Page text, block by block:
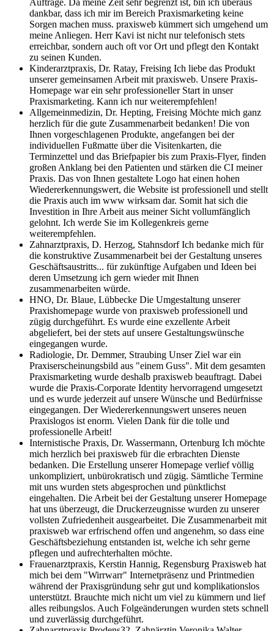
Aufträge. Da meine Zeit sehr begrenzt ist, bin ich überaus
dankbar, dass ich mir im Bereich Praxismarketing keine
Sorgen machen muss. praxisweb kümmert sich umgehend um
meine Anliegen. Herr Kavi ist nicht nur telefonisch stets
erreichbar, sondern auch oft vor Ort und pflegt den Kontakt
zu seinen Kunden.
Kinderarztpraxis, Dr. Ratay, Freising Ich liebe das Produkt
unserer gemeinsamen Arbeit mit praxisweb. Unsere Praxis-
Homepage war ein sehr professioneller Start in unser
Praxismarketing. Kann ich nur weiterempfehlen!
Allgemeinmedizin, Dr. Hepting, Freising Möchte mich ganz
herzlich für die gute Zusammenarbeit bedanken! Die von
Ihnen vorgeschlagenen Produkte, angefangen bei der
individuellen Fußmatte über die Visitenkarten, die
Terminzettel und das Briefpapier bis zum Praxis-Flyer, finden
großen Anklang bei den Patienten und stärken die CI meiner
Praxis. Das von Ihnen gestaltete Logo hat einen hohen
Wiedererkennungswert, die Website ist professionell und stellt
die Praxis auch im www wirksam dar. Somit hat sich die
Investition in Ihre Arbeit aus meiner Sicht vollumfänglich
gelohnt. Ich werde Sie im Kollegenkreis gerne
weiterempfehlen.
Zahnarztpraxis, D. Herzog, StahnsdorfIch bedanke mich für
die konstruktive Zusammenarbeit bei der Gestaltung unseres
Geschäftsaustritts... für zukünftige Aufgaben und Ideen bei
deren Umsetzung ich gern wieder mit Ihnen
zusammenarbeiten würde.
HNO, Dr. Blaue, Lübbecke Die Umgestaltung unserer
Praxishomepage wurde von praxisweb professionell und
zügig durchgeführt. Es wurde eine exzellente Arbeit
abgeliefert, bei der stets auf unsere Gestaltungswünsche
eingegangen wurde.
Radiologie, Dr. Demmer, Straubing Unser Ziel war ein
Praxiserscheinungsbild aus "einem Guss". Mit dem gesamten
Praxismarketing wurde deshalb praxisweb beauftragt. Dabei
wurde die Praxis-Corporate Identity hervorragend umgesetzt
und es wurde jederzeit auf unsere Wünsche und Bedürfnisse
eingegangen. Der Wiedererkennungswert unseres neuen
Praxislogos ist enorm. Vielen Dank für die tolle und
professionelle Arbeit!
Internistische Praxis, Dr. Wassermann, Ortenburg Ich möchte
mich herzlich bei praxisweb für die erbrachten Dienste
bedanken. Die Erstellung unserer Homepage verlief völlig
unkompliziert, unbürokratisch und zügig. Sämtliche Termine
mit uns wurden stets abgesprochen und pünktlichst
eingehalten. Die Arbeit bei der Gestaltung unserer Homepage
hat uns überzeugt, die Druckerzeugnisse wurden zu unserer
vollsten Zufriedenheit ausgearbeitet. Die Zusammenarbeit mit
praxisweb war erfrischend offen und angenehm, so dass eine
Geschäftsbeziehung entstanden ist, welche ich sehr gerne
pflegen und aufrechterhalten möchte.
Frauenarztpraxis, Kerstin Hannig, Regensburg Praxisweb hat
mich bei dem "Wirrwarr" Internetpräsenz und Printmedien
während der Praxisgründung sehr gut und komplikationslos
unterstützt. Brauchte mich nicht um viel zu kümmern und lief
alles reibungslos. Auch Folgeänderungen wurden stets schnell
und zuverlässig durchgeführt.